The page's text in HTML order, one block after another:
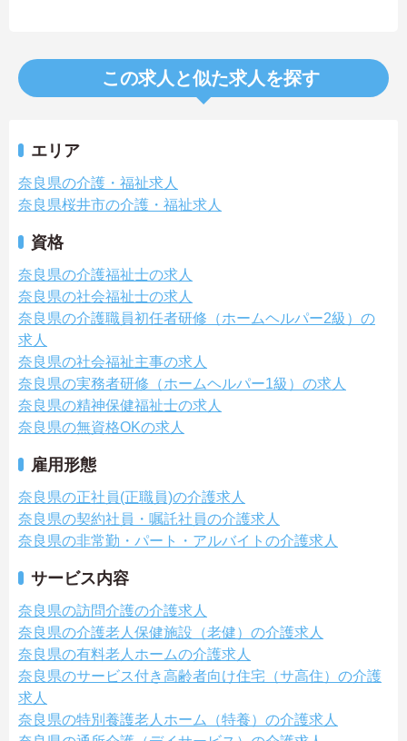
この求人と似た求人を探す
エリア
奈良県の介護・福祉求人
奈良県桜井市の介護・福祉求人
資格
奈良県の介護福祉士の求人
奈良県の社会福祉士の求人
奈良県の介護職員初任者研修（ホームヘルパー2級）の
求人
奈良県の社会福祉主事の求人
奈良県の実務者研修（ホームヘルパー1級）の求人
奈良県の精神保健福祉士の求人
奈良県の無資格OKの求人
雇用形態
奈良県の正社員(正職員)の介護求人
奈良県の契約社員・嘱託社員の介護求人
奈良県の非常勤・パート・アルバイトの介護求人
サービス内容
奈良県の訪問介護の介護求人
奈良県の介護老人保健施設（老健）の介護求人
奈良県の有料老人ホームの介護求人
奈良県のサービス付き高齢者向け住宅（サ高住）の介護
求人
奈良県の特別養護老人ホーム（特養）の介護求人